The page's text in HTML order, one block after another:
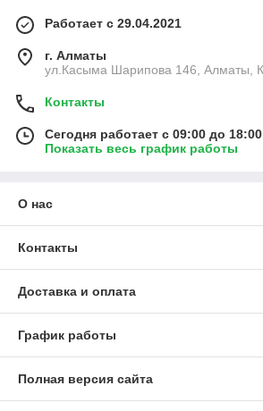
Работает с 29.04.2021
г. Алматы
ул.Касыма Шарипова 146, Алматы,
Контакты
Сегодня работает с 09:00 до 18:00
Показать весь график работы
О нас
Контакты
Доставка и оплата
График работы
Полная версия сайта